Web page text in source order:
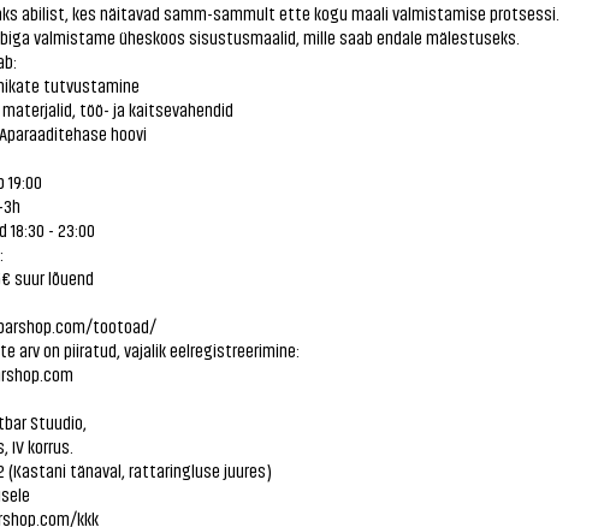
abilist, kes näitavad samm-sammult ette kogu maali valmistamise protsessi.
valmistame üheskoos sisustusmaalid, mille saab endale mälestuseks.
tutvustamine
materjalid, töö- ja kaitsevahendid
hoovi
18:30 - 23:00
suur lõuend
tootoad/
arv on piiratud, vajalik eelregistreerimine:
Stuudio,
IV korrus.
(Kastani tänaval, rattaringluse juures)
kkk